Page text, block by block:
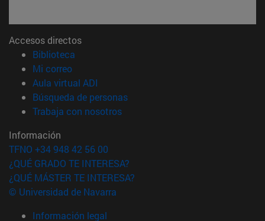
Accesos directos
Biblioteca
Mi correo(abre en nueva ventana)
Aula virtual ADI
Búsqueda de personas(abre en nueva ventana)
Trabaja con nosotros(abre en nueva ventana)
Información
TFNO +34 948 42 56 00
¿QUÉ GRADO TE INTERESA?
¿QUÉ MÁSTER TE INTERESA?
© Universidad de Navarra
Información legal